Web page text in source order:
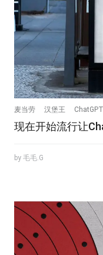
麦当劳 汉堡王 ChatGPT
现在开始流行让
by 毛毛.G